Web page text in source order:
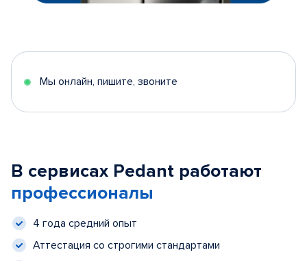
Мы онлайн, пишите, звоните
В сервисах Pedant работают
профессионалы
4 года средний опыт
Аттестация со строгими стандартами